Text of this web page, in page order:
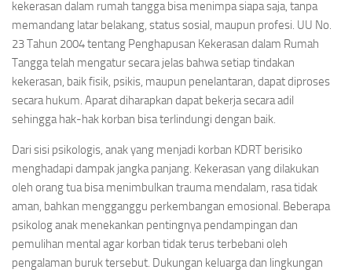
kekerasan dalam rumah tangga bisa menimpa siapa saja, tanpa
memandang latar belakang, status sosial, maupun profesi. UU No.
23 Tahun 2004 tentang Penghapusan Kekerasan dalam Rumah
Tangga telah mengatur secara jelas bahwa setiap tindakan
kekerasan, baik fisik, psikis, maupun penelantaran, dapat diproses
secara hukum. Aparat diharapkan dapat bekerja secara adil
sehingga hak-hak korban bisa terlindungi dengan baik.
Dari sisi psikologis, anak yang menjadi korban KDRT berisiko
menghadapi dampak jangka panjang. Kekerasan yang dilakukan
oleh orang tua bisa menimbulkan trauma mendalam, rasa tidak
aman, bahkan mengganggu perkembangan emosional. Beberapa
psikolog anak menekankan pentingnya pendampingan dan
pemulihan mental agar korban tidak terus terbebani oleh
pengalaman buruk tersebut. Dukungan keluarga dan lingkungan